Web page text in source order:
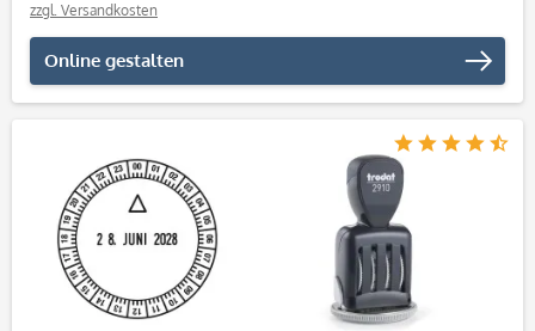
zzgl. Versandkosten
Online gestalten